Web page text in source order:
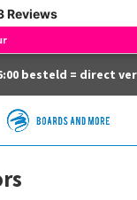
Reviews
besteld = direct